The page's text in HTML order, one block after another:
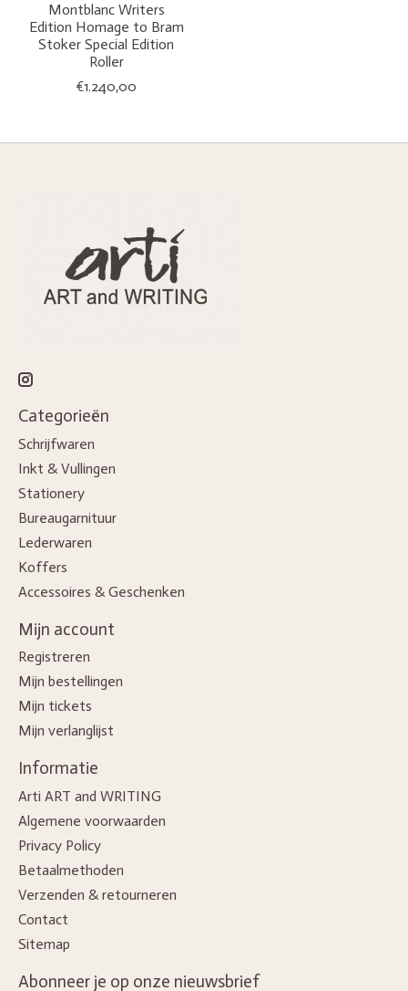
Montblanc Writers
Edition Homage to Bram
Stoker Special Edition
Roller
€1.240,00
Categorieën
Schrijfwaren
Inkt & Vullingen
Stationery
Bureaugarnituur
Lederwaren
Koffers
Accessoires & Geschenken
Mijn account
Registreren
Mijn bestellingen
Mijn tickets
Mijn verlanglijst
Informatie
Arti ART and WRITING
Algemene voorwaarden
Privacy Policy
Betaalmethoden
Verzenden & retourneren
Contact
Sitemap
Abonneer je op onze nieuwsbrief